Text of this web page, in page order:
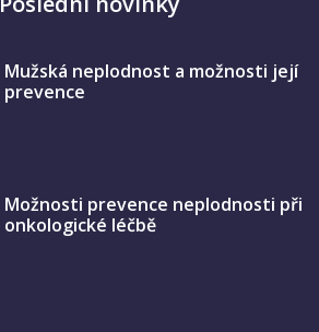
Mužská neplodnost a možnosti její
prevence
Možnosti prevence neplodnosti při
onkologické léčbě